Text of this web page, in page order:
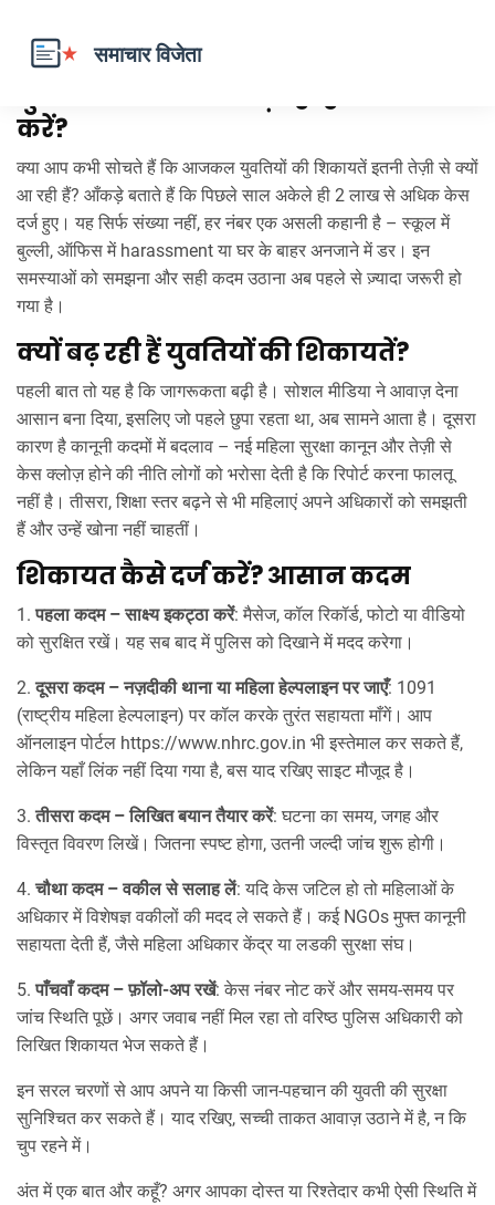
युवती शिकायत: क्यों बढ़ रही है और क्या
करें?
क्या आप कभी सोचते हैं कि आजकल युवतियों की शिकायतें इतनी तेज़ी से क्यों
आ रही हैं? आँकड़े बताते हैं कि पिछले साल अकेले ही 2 लाख से अधिक केस
दर्ज हुए। यह सिर्फ संख्या नहीं, हर नंबर एक असली कहानी है – स्कूल में
बुल्ली, ऑफिस में harassment या घर के बाहर अनजाने में डर। इन
समस्याओं को समझना और सही कदम उठाना अब पहले से ज़्यादा जरूरी हो
गया है।
क्यों बढ़ रही हैं युवतियों की शिकायतें?
पहली बात तो यह है कि जागरूकता बढ़ी है। सोशल मीडिया ने आवाज़ देना
आसान बना दिया, इसलिए जो पहले छुपा रहता था, अब सामने आता है। दूसरा
कारण है कानूनी कदमों में बदलाव – नई महिला सुरक्षा कानून और तेज़ी से
केस क्लोज़ होने की नीति लोगों को भरोसा देती है कि रिपोर्ट करना फालतू
नहीं है। तीसरा, शिक्षा स्तर बढ़ने से भी महिलाएं अपने अधिकारों को समझती
हैं और उन्हें खोना नहीं चाहतीं।
शिकायत कैसे दर्ज करें? आसान कदम
1.पहला कदम – साक्ष्य इकट्ठा करें: मैसेज, कॉल रिकॉर्ड, फोटो या वीडियो
को सुरक्षित रखें। यह सब बाद में पुलिस को दिखाने में मदद करेगा।
2.दूसरा कदम – नज़दीकी थाना या महिला हेल्पलाइन पर जाएँ: 1091
(राष्ट्रीय महिला हेल्पलाइन) पर कॉल करके तुरंत सहायता माँगें। आप
ऑनलाइन पोर्टल https://www.nhrc.gov.in भी इस्तेमाल कर सकते हैं,
लेकिन यहाँ लिंक नहीं दिया गया है, बस याद रखिए साइट मौजूद है।
3.तीसरा कदम – लिखित बयान तैयार करें: घटना का समय, जगह और
विस्तृत विवरण लिखें। जितना स्पष्ट होगा, उतनी जल्दी जांच शुरू होगी।
4.चौथा कदम – वकील से सलाह लें: यदि केस जटिल हो तो महिलाओं के
अधिकार में विशेषज्ञ वकीलों की मदद ले सकते हैं। कई NGOs मुफ्त कानूनी
सहायता देती हैं, जैसे महिला अधिकार केंद्र या लडकी सुरक्षा संघ।
5.पाँचवाँ कदम – फ़ॉलो‑अप रखें: केस नंबर नोट करें और समय‑समय पर
जांच स्थिति पूछें। अगर जवाब नहीं मिल रहा तो वरिष्ठ पुलिस अधिकारी को
लिखित शिकायत भेज सकते हैं।
इन सरल चरणों से आप अपने या किसी जान-पहचान की युवती की सुरक्षा
सुनिश्चित कर सकते हैं। याद रखिए, सच्ची ताकत आवाज़ उठाने में है, न कि
चुप रहने में।
अंत में एक बात और कहूँ? अगर आपका दोस्त या रिश्तेदार कभी ऐसी स्थिति में